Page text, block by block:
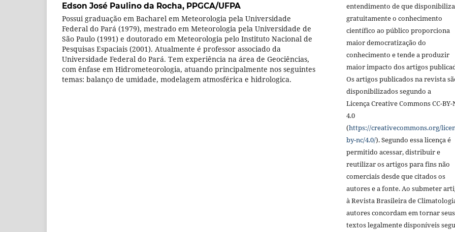
Edson José Paulino da Rocha, PPGCA/UFPA
Possui graduação em Bacharel em Meteorologia pela Universidade
Federal do Pará (1979), mestrado em Meteorologia pela Universidade de
São Paulo (1991) e doutorado em Meteorologia pelo Instituto Nacional de
Pesquisas Espaciais (2001). Atualmente é professor associado da
Universidade Federal do Pará. Tem experiência na área de Geociências,
com ênfase em Hidrometeorologia, atuando principalmente nos seguintes
temas: balanço de umidade, modelagem atmosférica e hidrologica.
entendimento de que
gratuitamente o conhecimento
científico ao público proporciona
maior democratização do
conhecimento e tende a produzir
maior impacto dos artigos
Os artigos publicados na revista
disponibilizados segundo a
Licença Creative Commons CC-BY-
4.0
(https://creativecommons.org/
by-nc/4.0/). Segundo essa licença é
permitido acessar, distribuir e
reutilizar os artigos para fins não
comerciais desde que citados os
autores e a fonte. Ao submeter
à Revista Brasileira de
autores concordam em tornar seus
textos legalmente disponíveis